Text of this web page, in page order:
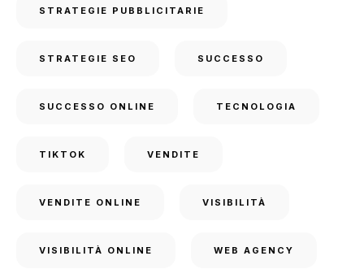
STRATEGIE PUBBLICITARIE
STRATEGIE SEO SUCCESSO
SUCCESSO ONLINE TECNOLOGIA
TIKTOK VENDITE
VENDITE ONLINE VISIBILITÀ
VISIBILITÀ ONLINE WEB AGENCY